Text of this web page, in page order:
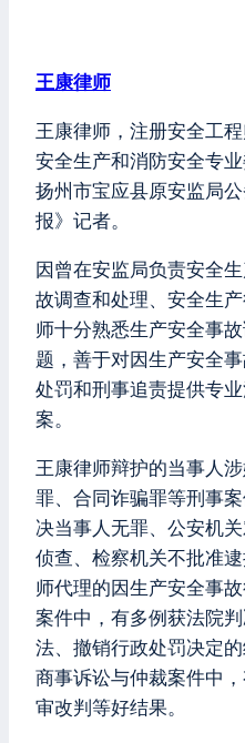
王康律师
王康律师，注册安全工
安全生产和消防安全专
扬州市宝应县原安监局
报》记者。
因曾在安监局负责安全
故调查和处理、安全生
师十分熟悉生产安全事
题，善于对因生产安全
处罚和刑事追责提供专
案。
王康律师辩护的当事人
罪、合同诈骗罪等刑事
决当事人无罪、公安机
侦查、检察机关不批准
师代理的因生产安全事
案件中，有多例获法院
法、撤销行政处罚决定
商事诉讼与仲裁案件中
审改判等好结果。